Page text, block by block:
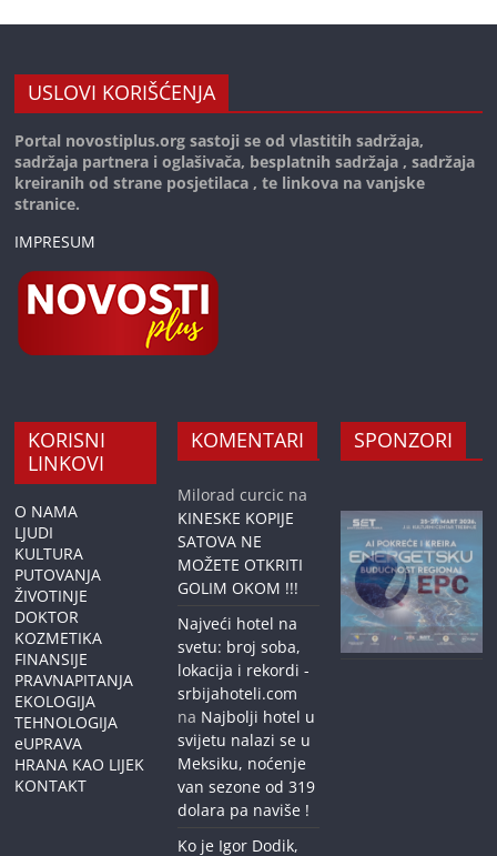
USLOVI KORIŠĆENJA
Portal novostiplus.org sastoji se od vlastitih sadržaja,
sadržaja partnera i oglašivača, besplatnih sadržaja , sadržaja
kreiranih od strane posjetilaca , te linkova na vanjske
stranice.
IMPRESUM
KORISNI
LINKOVI
O NAMA
LJUDI
KULTURA
PUTOVANJA
ŽIVOTINJE
DOKTOR
KOZMETIKA
FINANSIJE
PRAVNAPITANJA
EKOLOGIJA
TEHNOLOGIJA
eUPRAVA
HRANA KAO LIJEK
KONTAKT
KOMENTARI
Milorad curcic na
KINESKE KOPIJE
SATOVA NE
MOŽETE OTKRITI
GOLIM OKOM !!!
Najveći hotel na
svetu: broj soba,
lokacija i rekordi -
srbijahoteli.com
na Najbolji hotel u
svijetu nalazi se u
Meksiku, noćenje
van sezone od 319
dolara pa naviše !
Ko je Igor Dodik,
SPONZORI